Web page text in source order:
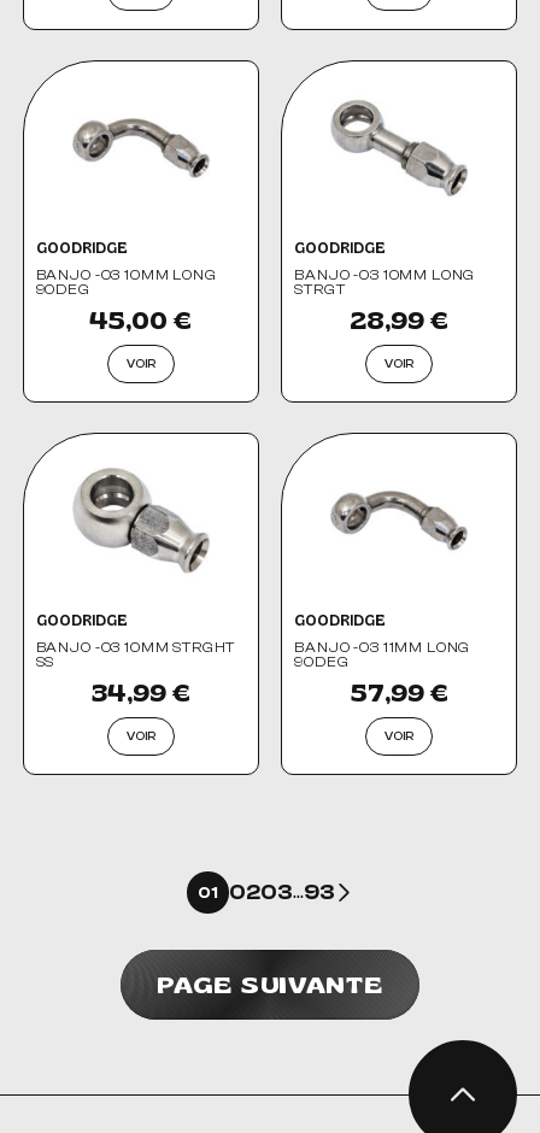
GOODRIDGE
BANJO -03 10MM LONG
90DEG
45,00 €
VOIR
GOODRIDGE
BANJO -03 10MM LONG
STRGT
28,99 €
VOIR
GOODRIDGE
BANJO -03 10MM STRGHT
SS
34,99 €
VOIR
GOODRIDGE
BANJO -03 11MM LONG
90DEG
57,99 €
VOIR
01 0203…93Suivant
PAGE SUIVANTE